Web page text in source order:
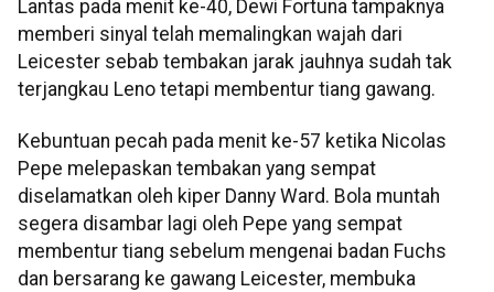
Lantas pada menit ke-40, Dewi Fortuna tampaknya
memberi sinyal telah memalingkan wajah dari
Leicester sebab tembakan jarak jauhnya sudah tak
terjangkau Leno tetapi membentur tiang gawang.
Kebuntuan pecah pada menit ke-57 ketika Nicolas
Pepe melepaskan tembakan yang sempat
diselamatkan oleh kiper Danny Ward. Bola muntah
segera disambar lagi oleh Pepe yang sempat
membentur tiang sebelum mengenai badan Fuchs
dan bersarang ke gawang Leicester, membuka